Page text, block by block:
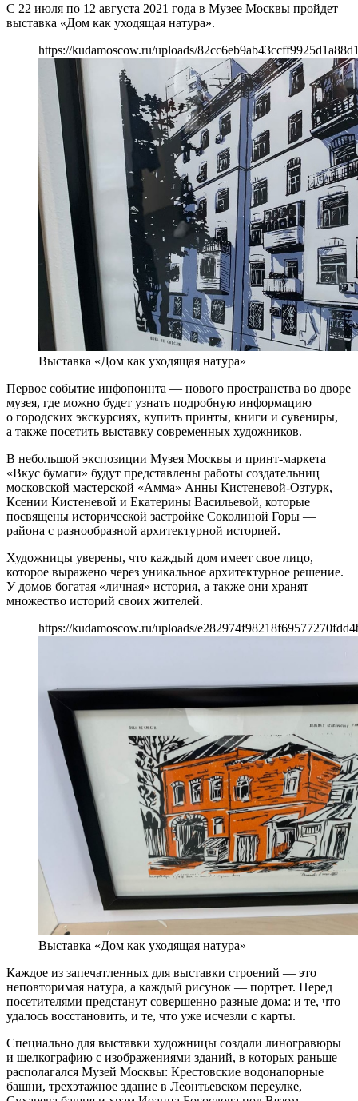
С 22 июля по 12 августа 2021 года в Музее Москвы пройдет
выставка «Дом как уходящая натура».
https://kudamoscow.ru/uploads/
Выставка «Дом как уходящая натура»
Первое событие инфопоинта — нового пространства во дворе
музея, где можно будет узнать подробную информацию
о городских экскурсиях, купить принты, книги и сувениры,
а также посетить выставку современных художников.
В небольшой экспозиции Музея Москвы и принт-маркета
«Вкус бумаги» будут представлены работы создательниц
московской мастерской «Амма» Анны Кистеневой-Озтурк,
Ксении Кистеневой и Екатерины Васильевой, которые
посвящены исторической застройке Соколиной Горы —
района с разнообразной архитектурной историей.
Художницы уверены, что каждый дом имеет свое лицо,
которое выражено через уникальное архитектурное решение.
У домов богатая «личная» история, а также они хранят
множество историй своих жителей.
https://kudamoscow.ru/uploads/
Выставка «Дом как уходящая натура»
Каждое из запечатленных для выставки строений — это
неповторимая натура, а каждый рисунок — портрет. Перед
посетителями предстанут совершенно разные дома: и те, что
удалось восстановить, и те, что уже исчезли с карты.
Специально для выставки художницы создали линогравюры
и шелкографию с изображениями зданий, в которых раньше
располагался Музей Москвы: Крестовские водонапорные
башни, трехэтажное здание в Леонтьевском переулке,